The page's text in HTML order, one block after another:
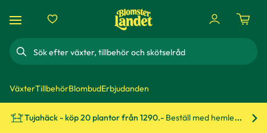
Sök
VäxterTillbehörBlombudErbjudanden
Tujahäck - köp 20 plantor från 1290.- Beställ med hemleverans!